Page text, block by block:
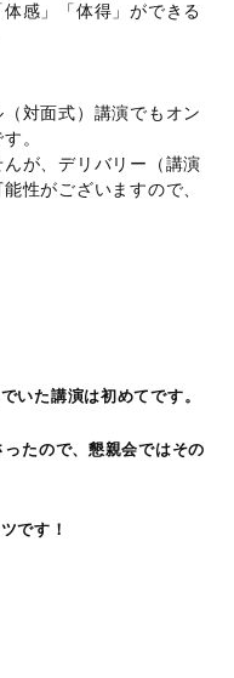
感」「体得」ができる
対面式）講演でもオン
す。
が、デリバリー（講演
性がございますので、
いた講演は初めてです。
たので、懇親会ではその
です！